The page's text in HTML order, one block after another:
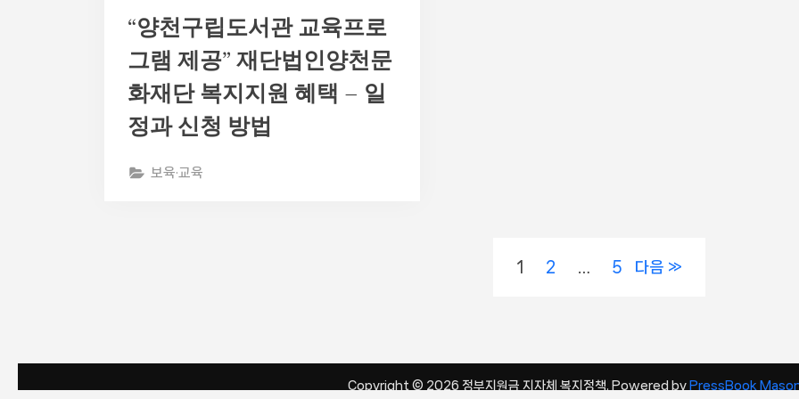
“양천구립도서관 교육프로
그램 제공” 재단법인양천문
화재단 복지지원 혜택 – 일
정과 신청 방법
보육·교육
지
1 2 5 다음
Copyright © 2026 정부지원금 지자체 복지정책. Powered by PressBook